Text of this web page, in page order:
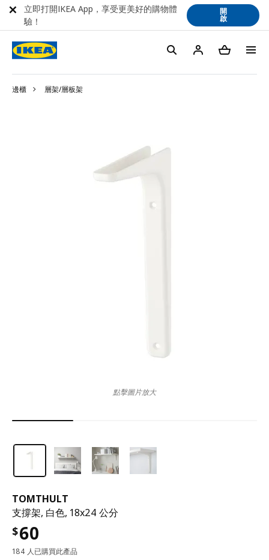
邊櫃 層架/層板架
TOMTHULT
支撐架, 白色, 18x24 公分
$60
184 人已購買此產品
點擊圖片放大
立即打開IKEA App，享受更美好的購物體
驗！
開
啟